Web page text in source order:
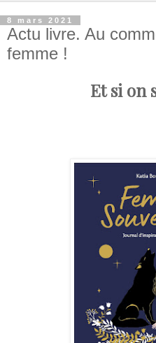
8 mars 2021
Actu livre. Au
femme !
Et si on